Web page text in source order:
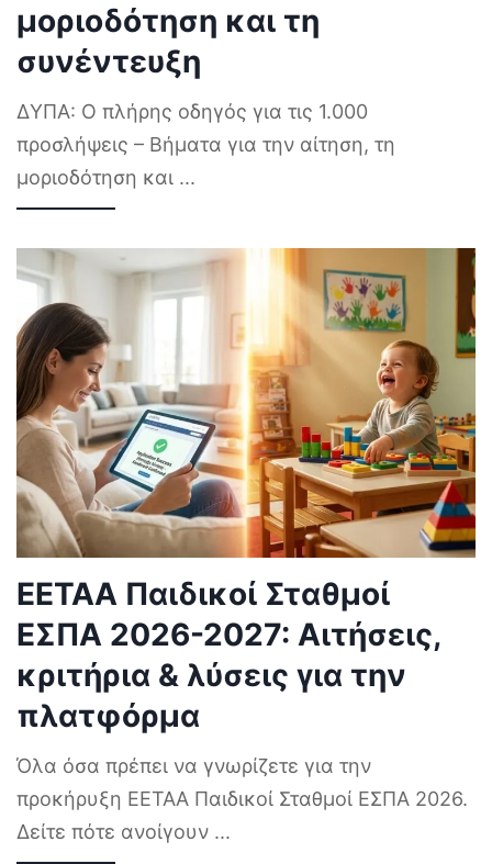
μοριοδότηση και τη
συνέντευξη
ΔΥΠΑ: Ο πλήρης οδηγός για τις 1.000
προσλήψεις – Βήματα για την αίτηση, τη
μοριοδότηση και ...
ΕΕΤΑΑ Παιδικοί Σταθμοί
ΕΣΠΑ 2026-2027: Αιτήσεις,
κριτήρια & λύσεις για την
πλατφόρμα
Όλα όσα πρέπει να γνωρίζετε για την
προκήρυξη ΕΕΤΑΑ Παιδικοί Σταθμοί ΕΣΠΑ 2026.
Δείτε πότε ανοίγουν ...